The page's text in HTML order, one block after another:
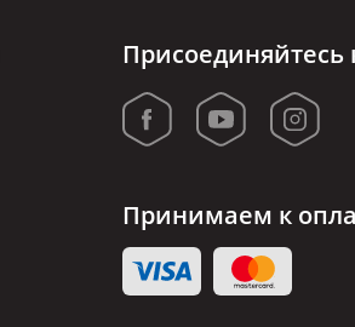
Присоединяйтесь
Принимаем к